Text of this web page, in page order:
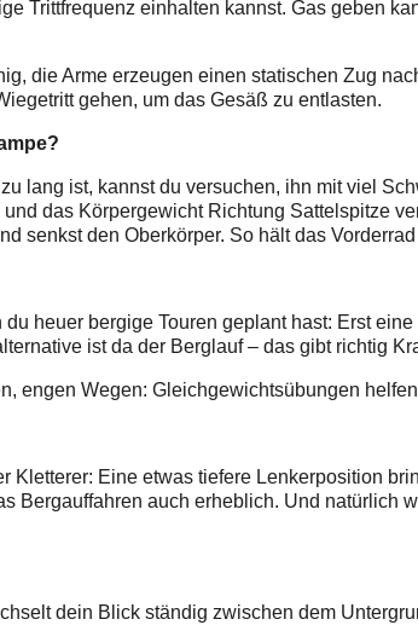
Trittfrequenz einhalten kannst. Gas geben
die Arme erzeugen einen statischen Zug
gehen, um das Gesäß zu entlasten.
lang ist, kannst du versuchen, ihn mit viel
das Körpergewicht Richtung Sattelspitze
senkst den Oberkörper. So hält das
heuer bergige Touren geplant hast: Erst
ist da der Berglauf – das gibt richtig
­engen Wegen: Gleichgewichtsübungen
Kletterer: Eine etwas tiefere Lenkerposition
Bergauffahren auch erheblich. Und natürlich
dein Blick ständig zwischen dem